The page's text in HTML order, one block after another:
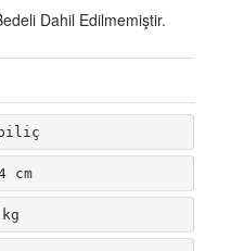
Dahil Edilmemiştir.
cm